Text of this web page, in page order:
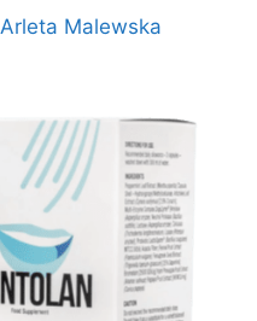
Arleta Malewska